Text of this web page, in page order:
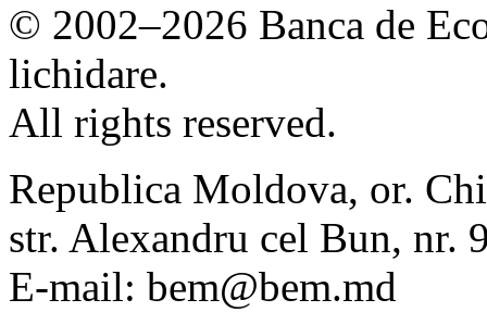
© 2002–2026 Banca de
lichidare.
All rights reserved.
Republica Moldova, or.
str. Alexandru cel Bun, nr.
E-mail: bem@bem.md